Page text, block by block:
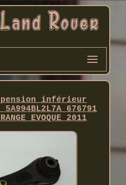
inférieur
676791
EVOQUE 2011